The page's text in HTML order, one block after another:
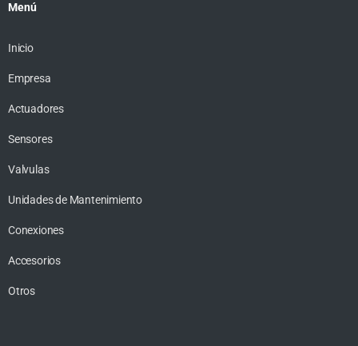
Menú
Inicio
Empresa
Actuadores
Sensores
Valvulas
Unidades de Mantenimiento
Conexiones
Accesorios
Otros